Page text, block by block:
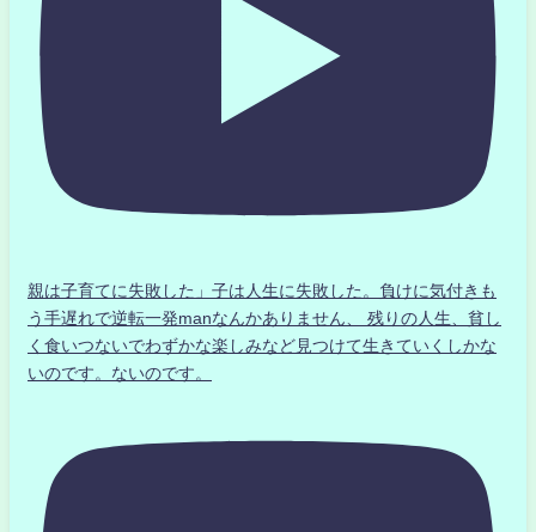
親は子育てに失敗した」子は人生に失敗した。負けに気付きも
う手遅れで逆転一発manなんかありません、 残りの人生、貧し
く食いつないでわずかな楽しみなど見つけて生きていくしかな
いのです。ないのです。